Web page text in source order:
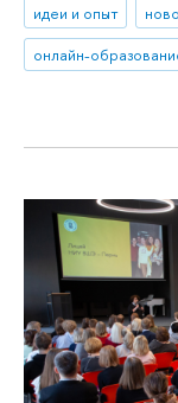
идеи и опыт
онлайн-